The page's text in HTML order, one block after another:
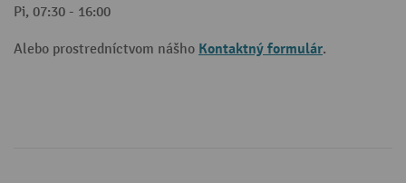
Pi, 07:30 - 16:00
Alebo prostredníctvom nášho Kontaktný formulár.